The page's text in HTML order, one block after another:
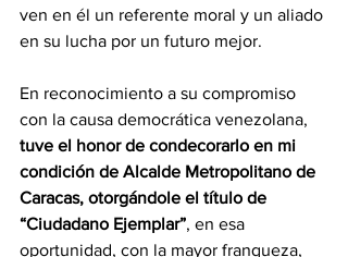
ven en él un referente moral y un aliado
en su lucha por un futuro mejor.
En reconocimiento a su compromiso
con la causa democrática venezolana,
tuve el honor de condecorarlo en mi
condición de Alcalde Metropolitano de
Caracas, otorgándole el título de
“Ciudadano Ejemplar”, en esa
oportunidad, con la mayor franqueza,